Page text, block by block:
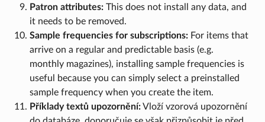
Patron attributes:This does not install any data, and
it needs to be removed.
Sample frequencies for subscriptions:For items that
arrive on a regular and predictable basis (e.g.
monthly magazines), installing sample frequencies is
useful because you can simply select a preinstalled
sample frequency when you create the item.
Příklady textů upozornění:Vloží vzorová upozornění